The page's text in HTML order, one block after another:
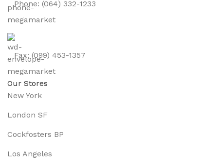
Phone: (064) 332-1233
Fax: (099) 453-1357
Our Stores
New York
London SF
Cockfosters BP
Los Angeles